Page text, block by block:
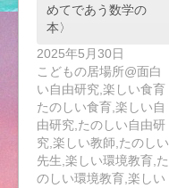
めてであう数学の
本〉
2025年5月30日
こどもの居場所@面白
い自由研究,楽しい食育
たのしい食育,楽しい自
由研究,たのしい自由研
究,楽しい教師,たのしい
先生,楽しい環境教育,た
のしい環境教育,楽しい